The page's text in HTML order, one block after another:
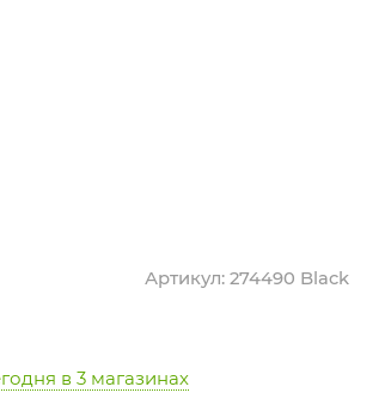
Артикул: 274490 Black
в 3 магазинах